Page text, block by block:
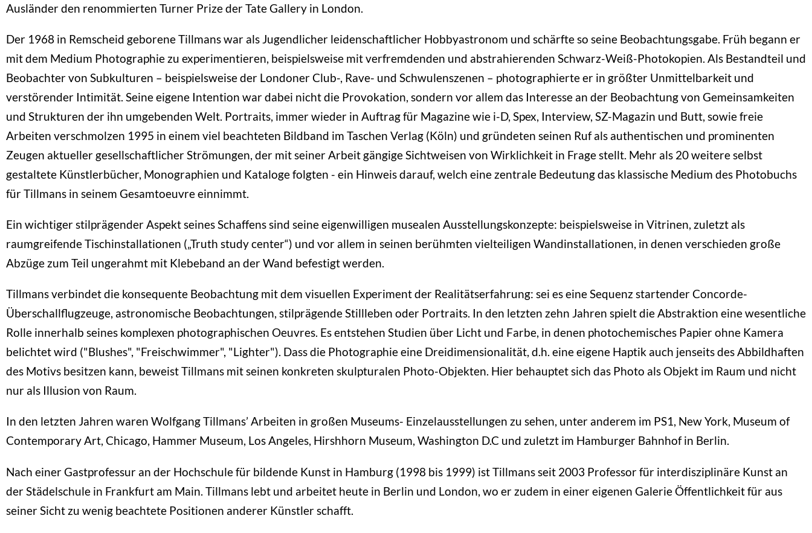
Ausländer den renommierten Turner Prize der Tate Gallery in London.
Der 1968 in Remscheid geborene Tillmans war als Jugendlicher leidenschaftlicher Hobbyastronom und schärfte so seine Beobachtungsgabe. Früh begann er
mit dem Medium Photographie zu experimentieren, beispielsweise mit verfremdenden und abstrahierenden Schwarz-Weiß-Photokopien. Als Bestandteil und
Beobachter von Subkulturen – beispielsweise der Londoner Club-, Rave- und Schwulenszenen – photographierte er in größter Unmittelbarkeit und
verstörender Intimität. Seine eigene Intention war dabei nicht die Provokation, sondern vor allem das Interesse an der Beobachtung von Gemeinsamkeiten
und Strukturen der ihn umgebenden Welt. Portraits, immer wieder in Auftrag für Magazine wie i-D, Spex, Interview, SZ-Magazin und Butt, sowie freie
Arbeiten verschmolzen 1995 in einem viel beachteten Bildband im Taschen Verlag (Köln) und gründeten seinen Ruf als authentischen und prominenten
Zeugen aktueller gesellschaftlicher Strömungen, der mit seiner Arbeit gängige Sichtweisen von Wirklichkeit in Frage stellt. Mehr als 20 weitere selbst
gestaltete Künstlerbücher, Monographien und Kataloge folgten - ein Hinweis darauf, welch eine zentrale Bedeutung das klassische Medium des Photobuchs
für Tillmans in seinem Gesamtoeuvre einnimmt.
Ein wichtiger stilprägender Aspekt seines Schaffens sind seine eigenwilligen musealen Ausstellungskonzepte: beispielsweise in Vitrinen, zuletzt als
raumgreifende Tischinstallationen („Truth study center“) und vor allem in seinen berühmten vielteiligen Wandinstallationen, in denen verschieden große
Abzüge zum Teil ungerahmt mit Klebeband an der Wand befestigt werden.
Tillmans verbindet die konsequente Beobachtung mit dem visuellen Experiment der Realitätserfahrung: sei es eine Sequenz startender Concorde-
Überschallflugzeuge, astronomische Beobachtungen, stilprägende Stillleben oder Portraits. In den letzten zehn Jahren spielt die Abstraktion eine wesentliche
Rolle innerhalb seines komplexen photographischen Oeuvres. Es entstehen Studien über Licht und Farbe, in denen photochemisches Papier ohne Kamera
belichtet wird ("Blushes", "Freischwimmer", "Lighter"). Dass die Photographie eine Dreidimensionalität, d.h. eine eigene Haptik auch jenseits des Abbildhaften
des Motivs besitzen kann, beweist Tillmans mit seinen konkreten skulpturalen Photo-Objekten. Hier behauptet sich das Photo als Objekt im Raum und nicht
nur als Illusion von Raum.
In den letzten Jahren waren Wolfgang Tillmans’ Arbeiten in großen Museums- Einzelausstellungen zu sehen, unter anderem im PS1, New York, Museum of
Contemporary Art, Chicago, Hammer Museum, Los Angeles, Hirshhorn Museum, Washington D.C und zuletzt im Hamburger Bahnhof in Berlin.
Nach einer Gastprofessur an der Hochschule für bildende Kunst in Hamburg (1998 bis 1999) ist Tillmans seit 2003 Professor für interdisziplinäre Kunst an
der Städelschule in Frankfurt am Main. Tillmans lebt und arbeitet heute in Berlin und London, wo er zudem in einer eigenen Galerie Öffentlichkeit für aus
seiner Sicht zu wenig beachtete Positionen anderer Künstler schafft.